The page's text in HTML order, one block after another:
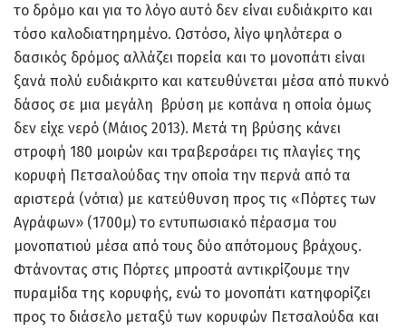
το δρόμο και για το λόγο αυτό δεν είναι ευδιάκριτο και
τόσο καλοδιατηρημένο. Ωστόσο, λίγο ψηλότερα ο
δασικός δρόμος αλλάζει πορεία και το μονοπάτι είναι
ξανά πολύ ευδιάκριτο και κατευθύνεται μέσα από πυκνό
δάσος σε μια μεγάλη βρύση με κοπάνα η οποία όμως
δεν είχε νερό (Μάιος 2013). Μετά τη βρύσης κάνει
στροφή 180 μοιρών και τραβερσάρει τις πλαγίες της
κορυφή Πετσαλούδας την οποία την περνά από τα
αριστερά (νότια) με κατεύθυνση προς τις «Πόρτες των
Αγράφων» (1700μ) το εντυπωσιακό πέρασμα του
μονοπατιού μέσα από τους δύο απότομους βράχους.
Φτάνοντας στις Πόρτες μπροστά αντικρίζουμε την
πυραμίδα της κορυφής, ενώ το μονοπάτι κατηφορίζει
προς το διάσελο μεταξύ των κορυφών Πετσαλούδα και